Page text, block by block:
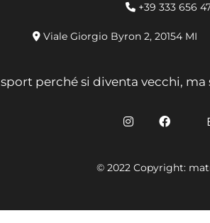
+39 333 656
Viale Giorgio Byron 2, 20154 MI
perché si diventa vecchi,
© 2022 Copyright: